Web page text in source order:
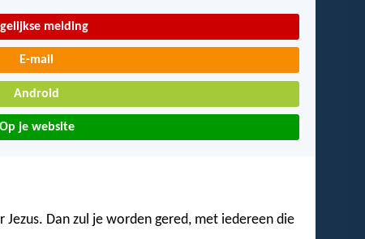
melding
E-mail
Android
Op je website
Dan zul je worden gered, met iedereen die